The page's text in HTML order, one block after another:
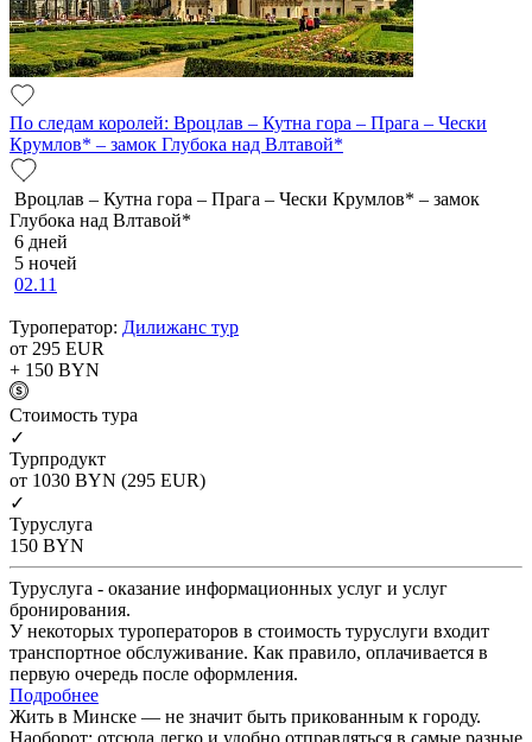
По следам королей: Вроцлав – Кутна гора – Прага – Чески
Крумлов* – замок Глубока над Влтавой*
Вроцлав – Кутна гора – Прага – Чески Крумлов* – замок
Глубока над Влтавой*
6 дней
5 ночей
02.11
Туроператор: Дилижанс тур
от 295 EUR
+ 150 BYN
Cтоимость тура
✓
Турпродукт
от 1030 BYN (295 EUR)
✓
Туруслуга
150 BYN
Туруслуга - оказание информационных услуг и услуг
бронирования.
У некоторых туроператоров в стоимость туруслуги входит
транспортное обслуживание. Как правило, оплачивается в
первую очередь после оформления.
Подробнее
Жить в Минске — не значит быть прикованным к городу.
Наоборот: отсюда легко и удобно отправляться в самые разные